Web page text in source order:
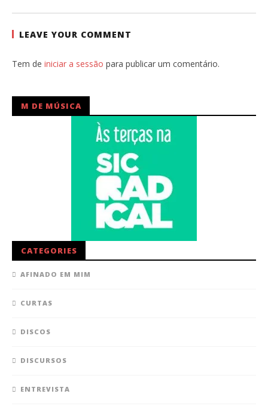
Ventura
LEAVE YOUR COMMENT
Tem de iniciar a sessão para publicar um comentário.
M DE MÚSICA
CATEGORIES
AFINADO EM MIM
CURTAS
DISCOS
DISCURSOS
ENTREVISTA